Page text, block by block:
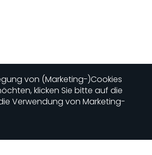
von (Marketing-)Cookies
klicken Sie bitte auf die
Verwendung von Marketing-